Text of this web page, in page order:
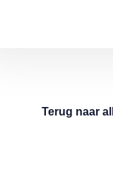
Terug naar